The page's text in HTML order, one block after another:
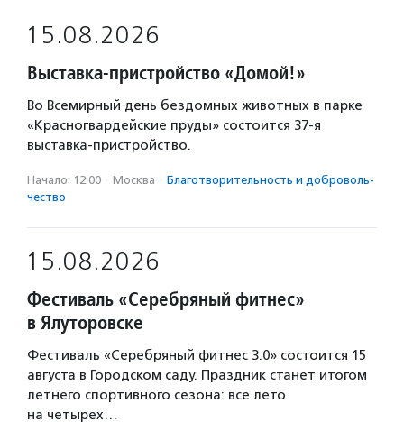
15.08.2026
Выставка-пристройство «Домой!»
Во Всемирный день бездомных животных в парке
«Красногвардейские пруды» состоится 37-я
выставка-пристройство.
Начало: 12:00 · Москва · Благотвори­тель­ность и доброволь­
чест­во
15.08.2026
Фестиваль «Серебряный фитнес»
в Ялуторовске
Фестиваль «Серебряный фитнес 3.0» состоится 15
августа в Городском саду. Праздник станет итогом
летнего спортивного сезона: все лето
на четырех…